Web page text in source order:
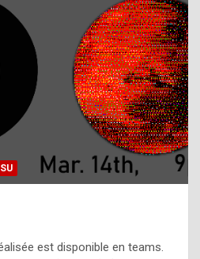
h
a
t est disponible en teams.